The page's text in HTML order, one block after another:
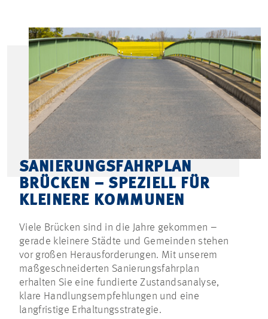
SANIERUNGSFAHRPLAN
BRÜCKEN – SPEZIELL FÜR
KLEINERE KOMMUNEN
Viele Brücken sind in die Jahre gekommen –
gerade kleinere Städte und Gemeinden stehen
vor großen Herausforderungen. Mit unserem
maßgeschneiderten Sanierungsfahrplan
erhalten Sie eine fundierte Zustandsanalyse,
klare Handlungsempfehlungen und eine
langfristige Erhaltungsstrategie.